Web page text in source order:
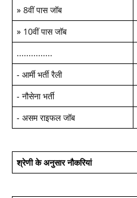
» 8वीं पास जॉब
» 10वीं पास जॉब
...............
- आर्मी भर्ती रैली
- नौसेना भर्ती
- असम राइफल जॉब
श्रेणी के अनुसार नौकरियां